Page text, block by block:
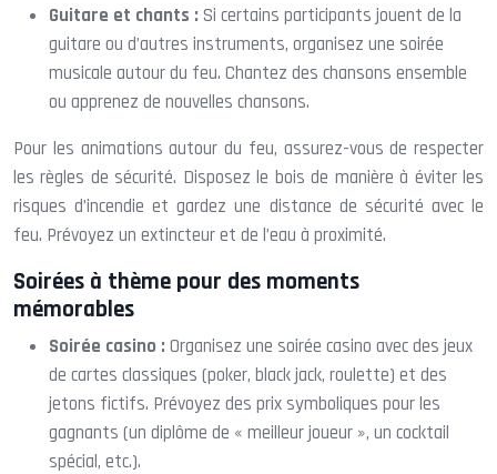
Guitare et chants : Si certains participants jouent de la
guitare ou d’autres instruments, organisez une soirée
musicale autour du feu. Chantez des chansons ensemble
ou apprenez de nouvelles chansons.
Pour les animations autour du feu, assurez-vous de respecter
les règles de sécurité. Disposez le bois de manière à éviter les
risques d’incendie et gardez une distance de sécurité avec le
feu. Prévoyez un extincteur et de l’eau à proximité.
Soirées à thème pour des moments
mémorables
Soirée casino : Organisez une soirée casino avec des jeux
de cartes classiques (poker, black jack, roulette) et des
jetons fictifs. Prévoyez des prix symboliques pour les
gagnants (un diplôme de « meilleur joueur », un cocktail
spécial, etc.).